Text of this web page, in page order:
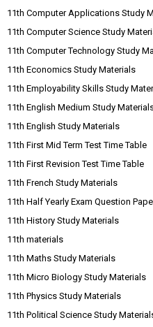
11th Computer Applications Study
11th Computer Science Study
11th Computer Technology Study
11th Economics Study Materials
11th Employability Skills Study
11th English Medium Study
11th English Study Materials
11th First Mid Term Test Time Table
11th First Revision Test Time Table
11th French Study Materials
11th Half Yearly Exam Question
11th History Study Materials
11th materials
11th Maths Study Materials
11th Micro Biology Study Materials
11th Physics Study Materials
11th Political Science Study